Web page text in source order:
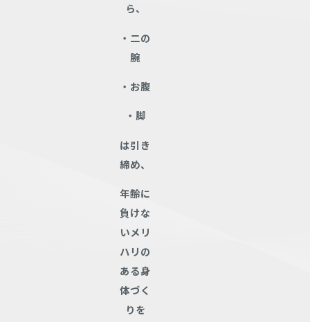
ら、
・二の
腕
・お腹
・脚
は引き
締め、
年齢に
負けな
いメリ
ハリの
ある身
体づく
りを